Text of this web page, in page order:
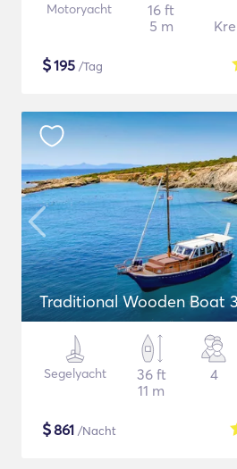
Motoryacht
16 ft
5 m
$195 /Tag
Traditional Wooden Boat
Segelyacht
36 ft
11 m
4
$861 /Nacht